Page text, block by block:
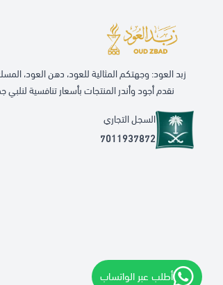
زبد العود: وجهتكم المثالية للعود، دهن العود،
نقدم أجود وأندر المنتجات بأسعار تنافسية لنلبي
السجل التجاري
7011937872
أطلب عبر الواتساب